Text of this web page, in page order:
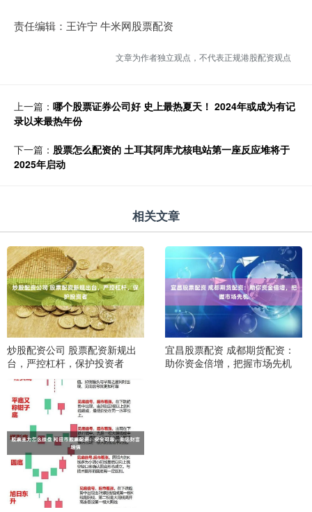
责任编辑：王许宁 牛米网股票配资
文章为作者独立观点，不代表正规港股配资观点
上一篇： 哪个股票证券公司好 史上最热夏天！ 2024年或成为有记
录以来最热年份
下一篇： 股票怎么配资的 土耳其阿库尤核电站第一座反应堆将于
2025年启动
相关文章
炒股配资公司 股票配资新规出
台，严控杠杆，保护投资者
宜昌股票配资 成都期货配资：
助你资金倍增，把握市场先机